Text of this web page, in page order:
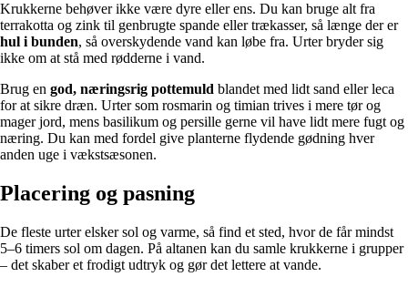
Krukkerne behøver ikke være dyre eller ens. Du kan bruge alt fra
terrakotta og zink til genbrugte spande eller trækasser, så længe der er
hul i bunden, så overskydende vand kan løbe fra. Urter bryder sig
ikke om at stå med rødderne i vand.
Brug en god, næringsrig pottemuld blandet med lidt sand eller leca
for at sikre dræn. Urter som rosmarin og timian trives i mere tør og
mager jord, mens basilikum og persille gerne vil have lidt mere fugt og
næring. Du kan med fordel give planterne flydende gødning hver
anden uge i vækstsæsonen.
Placering og pasning
De fleste urter elsker sol og varme, så find et sted, hvor de får mindst
5–6 timers sol om dagen. På altanen kan du samle krukkerne i grupper
– det skaber et frodigt udtryk og gør det lettere at vande.